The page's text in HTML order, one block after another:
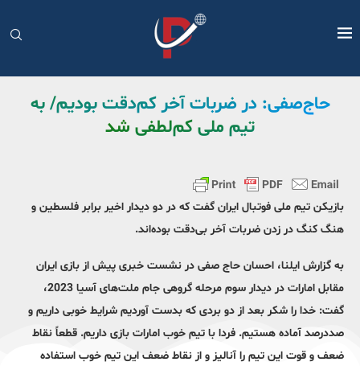
حاج‌صفی: در ضربات آخر کم‌دقت بودیم/ به
تیم ملی کم‌لطفی شد
بازیکن تیم ملی فوتبال ایران گفت که در دو دیدار اخیر برابر فلسطین و
هنگ کنگ در زدن ضربات آخر بی‌دقت بوده‌اند.
به گزارش ایلنا، احسان حاج صفی در نشست خبری پیش از بازی ایران
مقابل امارات در دیدار سوم مرحله گروهی جام ملت‌های آسیا 2023،
گفت: خدا را شکر بعد از دو بردی که بدست آوردیم شرایط خوبی داریم و
صددرصد آماده هستیم. فردا با تیم خوب امارات بازی داریم. قطعاً نقاط
ضعف و قوت این تیم را آنالیز و از نقاط ضعف این تیم خوب استفاده